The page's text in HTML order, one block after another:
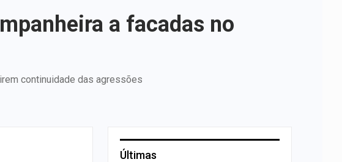
a facadas no
continuidade das agressões
Últimas